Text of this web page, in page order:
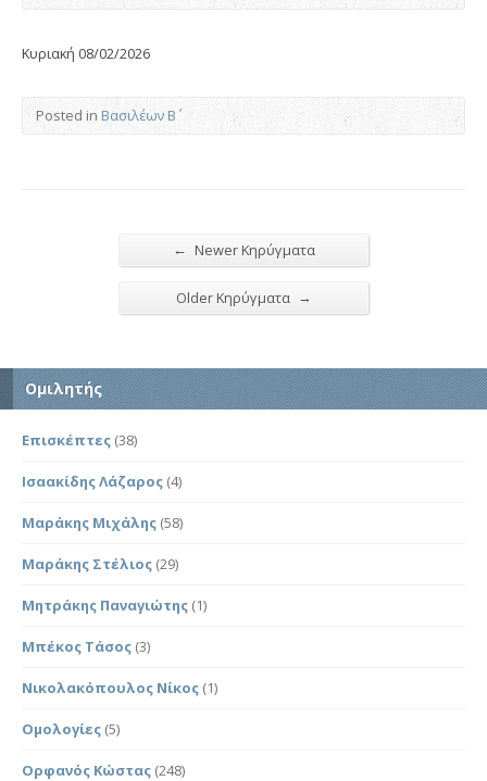
Κυριακή 08/02/2026
Posted in Βασιλέων Β΄
← Newer Κηρύγματα
Older Κηρύγματα →
Ομιλητής
Επισκέπτες (38)
Ισαακίδης Λάζαρος (4)
Μαράκης Μιχάλης (58)
Μαράκης Στέλιος (29)
Μητράκης Παναγιώτης (1)
Μπέκος Τάσος (3)
Νικολακόπουλος Νίκος (1)
Ομολογίες (5)
Ορφανός Κώστας (248)